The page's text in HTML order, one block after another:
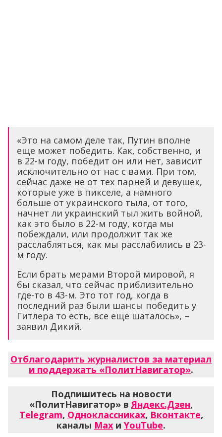
«Это на самом деле так, Путин вполне
еще может победить. Как, собственно, и
в 22-м году, победит он или нет, зависит
исключительно от нас с вами. При том,
сейчас даже не от тех парней и девушек,
которые уже в пикселе, а намного
больше от украинского тыла, от того,
начнет ли украинский тыл жить войной,
как это было в 22-м году, когда мы
побеждали, или продолжит так же
расслабляться, как мы расслабились в 23-
м году.
Если брать мерами Второй мировой, я
бы сказал, что сейчас приблизительно
где-то в 43-м. Это тот год, когда в
последний раз были шансы победить у
Гитлера то есть, все еще шаталось», –
заявил Дикий.
Отблагодарить журналистов за материал
и поддержать «ПолитНавигатор».
Подпишитесь на новости
«ПолитНавигатор» вЯндекс.Дзен,
Telegram, Одноклассниках, Вконтакте,
каналы Max и YouTube.